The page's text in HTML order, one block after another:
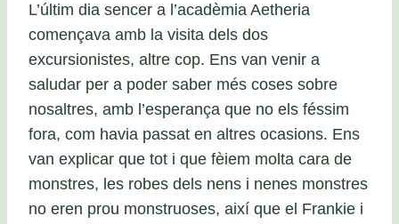
L’últim dia sencer a l’acadèmia Aetheria
començava amb la visita dels dos
excursionistes, altre cop. Ens van venir a
saludar per a poder saber més coses sobre
nosaltres, amb l’esperança que no els féssim
fora, com havia passat en altres ocasions. Ens
van explicar que tot i que fèiem molta cara de
monstres, les robes dels nens i nenes monstres
no eren prou monstruoses, així que el Frankie i